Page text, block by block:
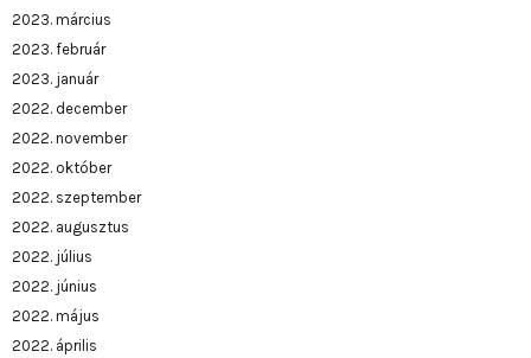
2023. március
2023. február
2023. január
2022. december
2022. november
2022. október
2022. szeptember
2022. augusztus
2022. július
2022. június
2022. május
2022. április